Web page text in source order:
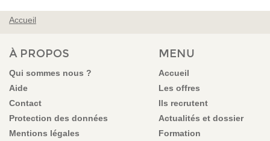
VOUS ÊTES ICI
Accueil
À PROPOS
Qui sommes nous ?
Aide
Contact
Protection des données
Mentions légales
MENU
Accueil
Les offres
Ils recrutent
Actualités et dossier
Formation